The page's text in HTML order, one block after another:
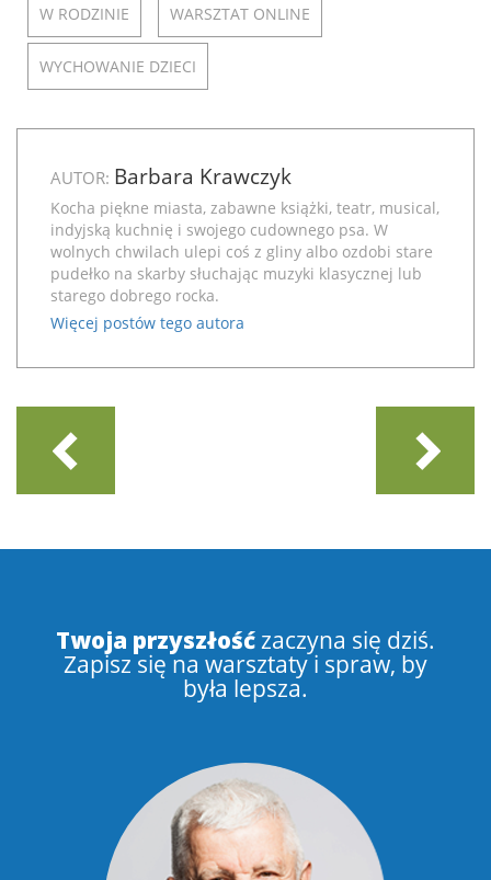
W RODZINIE WARSZTAT ONLINE
WYCHOWANIE DZIECI
AUTOR: Barbara Krawczyk
Kocha piękne miasta, zabawne książki, teatr, musical,
indyjską kuchnię i swojego cudownego psa. W
wolnych chwilach ulepi coś z gliny albo ozdobi stare
pudełko na skarby słuchając muzyki klasycznej lub
starego dobrego rocka.
Więcej postów tego autora
Twoja przyszłośćzaczyna się dziś.
Zapisz się na warsztaty i spraw, by
była lepsza.